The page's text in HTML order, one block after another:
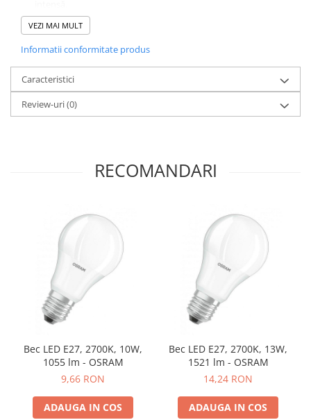
Montaj universal:
majoritatea corpurilor de iluminat.
VEZI MAI MULT
Informatii conformitate produs
Caracteristici
Review-uri(0)
RECOMANDARI
Bec LED E27, 2700K, 10W,
1055 lm - OSRAM
9,66 RON
ADAUGA IN COS
Bec LED E27, 2700K, 13W,
1521 lm - OSRAM
14,24 RON
ADAUGA IN COS